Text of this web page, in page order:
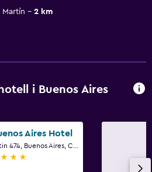
Martín
2 km
i Buenos Aires
Aires Hotel